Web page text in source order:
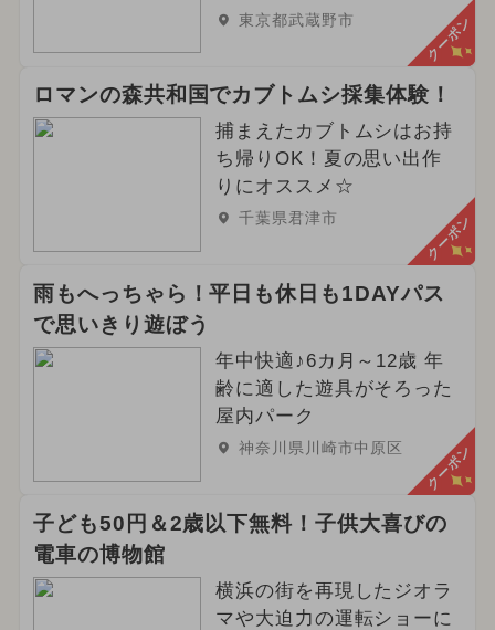
東京都武蔵野市 クーポン
ロマンの森共和国でカブトムシ採集体験！
捕まえたカブトムシはお持
ち帰りOK！夏の思い出作
りにオススメ☆
千葉県君津市 クーポン
雨もへっちゃら！平日も休日も1DAYパス
で思いきり遊ぼう
年中快適♪6カ月～12歳 年
齢に適した遊具がそろった
屋内パーク
神奈川県川崎市中原区 クーポン
子ども50円＆2歳以下無料！子供大喜びの
電車の博物館
横浜の街を再現したジオラ
マや大迫力の運転ショーに